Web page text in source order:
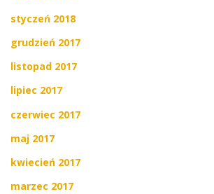
styczeń 2018
grudzień 2017
listopad 2017
lipiec 2017
czerwiec 2017
maj 2017
kwiecień 2017
marzec 2017